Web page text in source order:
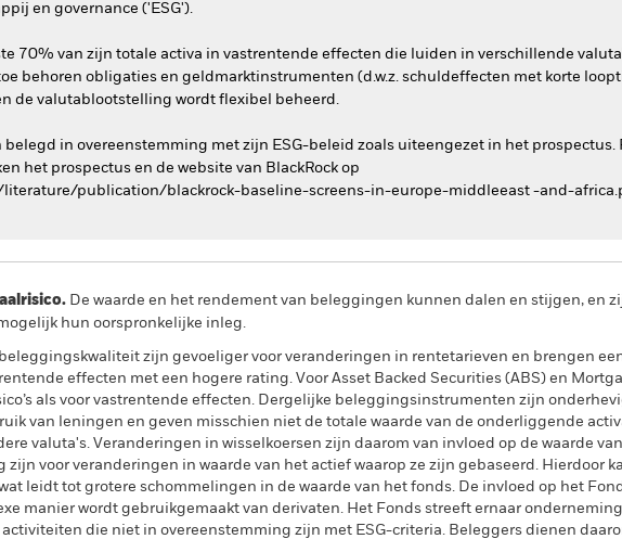
en governance ('ESG').
70% van zijn totale activa in vastrentende effecten die luiden in verschillende
behoren obligaties en geldmarktinstrumenten (d.w.z. schuldeffecten met korte
de valutablootstelling wordt flexibel beheerd.
belegd in overeenstemming met zijn ESG-beleid zoals uiteengezet in het prospectus.
het prospectus en de website van BlackRock op
literature/publication/blackrock-baseline-screens-in-europe-middleeast -and-
De waarde en het rendement van beleggingen kunnen dalen en stijgen, en
hun oorspronkelijke inleg.
zijn gevoeliger voor veranderingen in rentetarieven en brengen
effecten met een hogere rating. Voor Asset Backed Securities (ABS) en
als voor vastrentende effecten. Dergelijke beleggingsinstrumenten zijn
van leningen en geven misschien niet de totale waarde van de onderliggende
valuta's. Veranderingen in wisselkoersen zijn daarom van invloed op de waarde
voor veranderingen in waarde van het actief waarop ze zijn gebaseerd. Hierdoor
leidt tot grotere schommelingen in de waarde van het fonds. De invloed op het
manier wordt gebruikgemaakt van derivaten. Het Fonds streeft ernaar
die niet in overeenstemming zijn met ESG-criteria. Beleggers dienen